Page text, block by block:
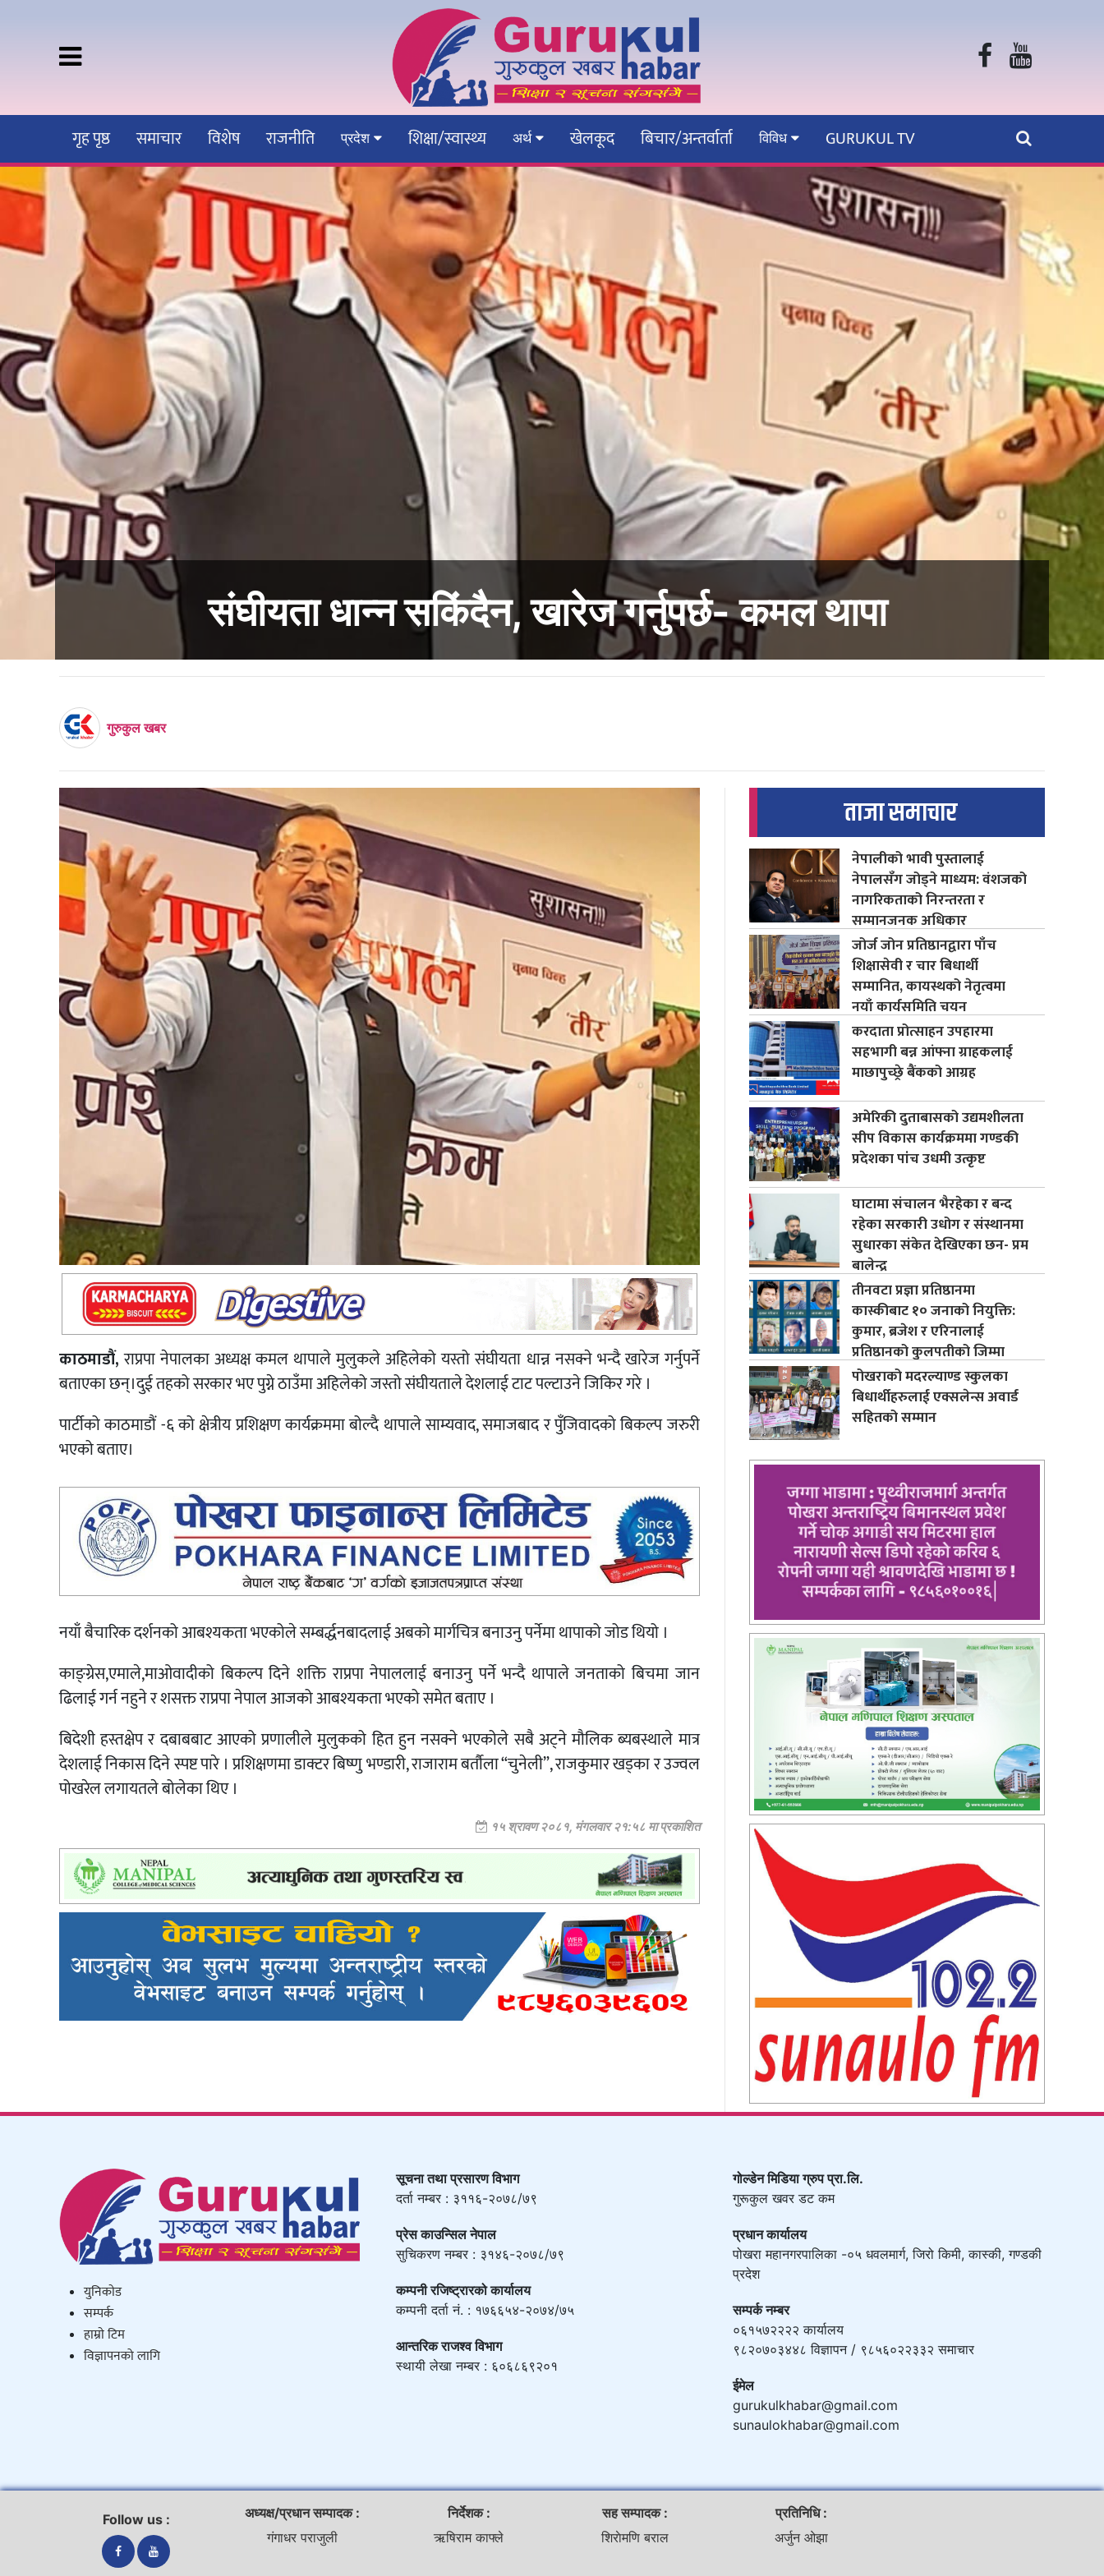
गृह पृष्ठ समाचार विशेष राजनीति प्रदेश शिक्षा/स्वास्थ्य अर्थ खेलकूद बिचार/अन्तर्वार्ता विविध GURUKUL TV
संघीयता धान्न सकिंदैन, खारेज गर्नुपर्छ- कमल थापा
गुरुकुल खबर
काठमाडौं,राप्रपा नेपालका अध्यक्ष कमल थापाले मुलुकले अहिलेको यस्तो संघीयता धान्न नसक्ने भन्दै खारेज गर्नुपर्ने
बताएका छन्।दुई तहको सरकार भए पुग्ने ठाउँमा अहिलेको जस्तो संघीयताले देशलाई टाट पल्टाउने जिकिर गरे ।
पार्टीको काठमाडौं -६ को क्षेत्रीय प्रशिक्षण कार्यक्रममा बोल्दै थापाले साम्यवाद, समाजबाद र पुँजिवादको बिकल्प जरुरी
भएको बताए।
नयाँ बैचारिक दर्शनको आबश्यकता भएकोले सम्बर्द्धनबादलाई अबको मार्गचित्र बनाउनु पर्नेमा थापाको जोड थियो ।
काङ्ग्रेस,एमाले,माओवादीको बिकल्प दिने शक्ति राप्रपा नेपाललाई बनाउनु पर्ने भन्दै थापाले जनताको बिचमा जान
ढिलाई गर्न नहुने र शसक्त राप्रपा नेपाल आजको आबश्यकता भएको समेत बताए ।
बिदेशी हस्तक्षेप र दबाबबाट आएको प्रणालीले मुलुकको हित हुन नसक्ने भएकोले सबै अट्ने मौलिक ब्यबस्थाले मात्र
देशलाई निकास दिने स्पष्ट पारे । प्रशिक्षणमा डाक्टर बिष्णु भण्डारी, राजाराम बर्तौला “चुनेली”, राजकुमार खड्का र उज्वल
पोखरेल लगायतले बोलेका थिए ।
१५ श्रावण २०८१, मंगलवार २१:५८ मा प्रकाशित
ताजा समाचार
नेपालीको भावी पुस्तालाई
नेपालसँग जोड्ने माध्यम: वंशजको
नागरिकताको निरन्तरता र
सम्मानजनक अधिकार
जोर्ज जोन प्रतिष्ठानद्वारा पाँच
शिक्षासेवी र चार बिधार्थी
सम्मानित, कायस्थको नेतृत्वमा
नयाँ कार्यसमिति चयन
करदाता प्रोत्साहन उपहारमा
सहभागी बन्न आंफ्ना ग्राहकलाई
माछापुच्छ्रे बैंकको आग्रह
अमेरिकी दुताबासको उद्यमशीलता
सीप विकास कार्यक्रममा गण्डकी
प्रदेशका पांच उधमी उत्कृष्ट
घाटामा संचालन भैरहेका र बन्द
रहेका सरकारी उधोग र संस्थानमा
सुधारका संकेत देखिएका छन- प्रम
बालेन्द्र
तीनवटा प्रज्ञा प्रतिष्ठानमा
कास्कीबाट १० जनाको नियुक्ति:
कुमार, ब्रजेश र एरिनालाई
प्रतिष्ठानको कुलपतीको जिम्मा
पोखराको मदरल्याण्ड स्कुलका
बिधार्थीहरुलाई एक्सलेन्स अवार्ड
सहितको सम्मान
युनिकाेड
सम्पर्क
हाम्राे टिम
विज्ञापनको लागि
सूचना तथा प्रसारण विभाग
दर्ता नम्बर : ३११६-२०७८/७९
प्रेस काउन्सिल नेपाल
सुचिकरण नम्बर : ३१४६-२०७८/७९
कम्पनी रजिष्ट्रारको कार्यालय
कम्पनी दर्ता नं. : १७६६५४-२०७४/७५
आन्तरिक राजश्व विभाग
स्थायी लेखा नम्बर : ६०६८६९२०१
गोल्डेन मिडिया ग्रुप प्रा.लि.
गुरूकुल खवर डट कम
प्रधान कार्यालय
पोखरा महानगरपालिका -०५ धवलमार्ग, जिरो किमी, कास्की, गण्डकी
प्रदेश
सम्पर्क नम्बर
०६१५७२२२२ कार्यालय
९८२०७०३४४८ विज्ञापन / ९८५६०२२३३२ समाचार
ईमेल
gurukulkhabar@gmail.com
sunaulokhabar@gmail.com
Follow us :
अध्यक्ष/प्रधान सम्पादक :
गंगाधर पराजुली
निर्देशक :
ऋषिराम काफ्ले
सह सम्पादक :
शिराेमणि बराल
प्रतिनिधि :
अर्जुन ओझा